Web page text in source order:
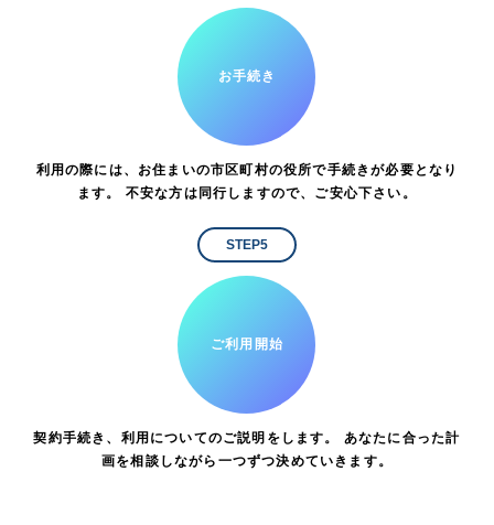
お手続き
利用の際には、お住まいの市区町村の役所で手続きが必要となり
ます。 不安な方は同行しますので、ご安心下さい。
STEP5
ご利用開始
契約手続き、利用についてのご説明をします。 あなたに合った計
画を相談しながら一つずつ決めていきます。